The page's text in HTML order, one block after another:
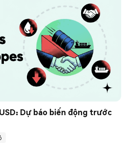
Dự báo biến động trước